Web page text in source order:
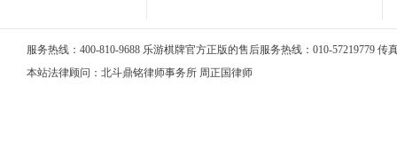
服务热线：400-810-9688 乐游棋牌官方正版的售后服务热线：010-57219779 传
本站法律顾问：北斗鼎铭律师事务所 周正国律师